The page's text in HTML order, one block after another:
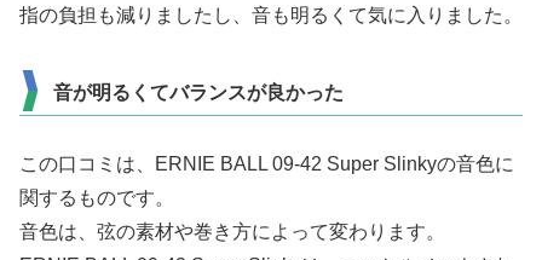
指の負担も減りましたし、音も明るくて気に入りました。
音が明るくてバランスが良かった
この口コミは、ERNIE BALL 09-42 Super Slinkyの音色に
関するものです。
音色は、弦の素材や巻き方によって変わります。